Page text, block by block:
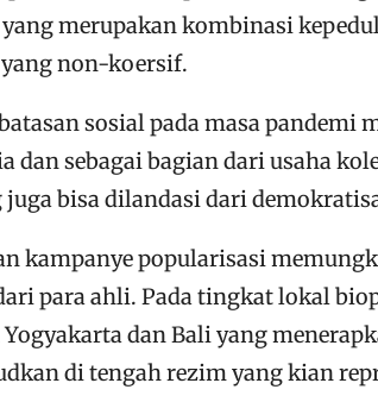
yang merupakan kombinasi
non-koersif.
sosial pada masa
sebagai bagian dari usaha
bisa dilandasi dari
kampanye popularisasi
para ahli. Pada tingkat lokal
dan Bali yang
di tengah rezim yang kian